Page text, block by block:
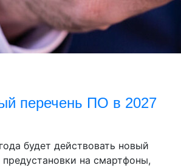
перечень ПО в 2027
будет действовать новый
на смартфоны,